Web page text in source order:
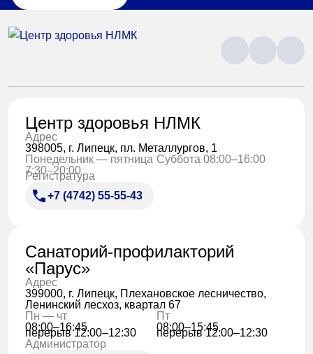
Центр здоровья НЛМК
Адрес
398005, г. Липецк, пл. Металлургов, 1
Понедельник — пятница
7:30–20:00
Суббота 08:00–16:00
Регистратура
+7 (4742) 55-55-43
Санаторий-профилакторий
«Парус»
Адрес
399000, г. Липецк, Плехановское лесничество,
Ленинский лесхоз, квартал 67
Пн — чт
08:00–16:45
перерыв 12:00–12:30
Пт
08:00–15:45
перерыв 12:00–12:30
Администратор